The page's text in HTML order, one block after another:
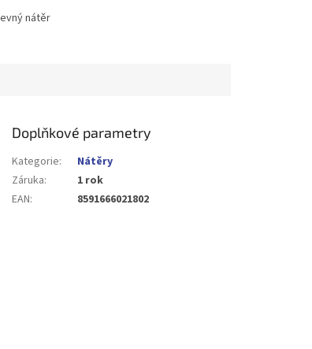
nátěr
Doplňkové parametry
Kategorie:
Nátěry
Záruka:
1 rok
EAN: 8591666021802